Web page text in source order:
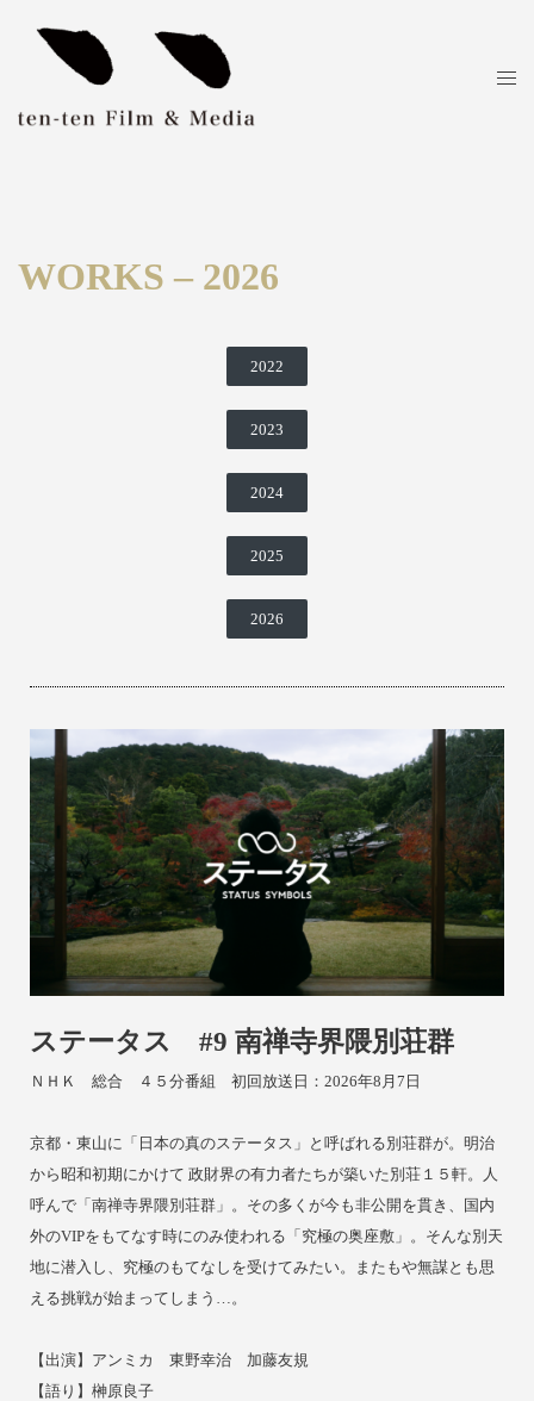
WORKS – 2026
2022
2023
2024
2025
2026
ステータス #9 南禅寺界隈別荘群
ＮＨＫ 総合 ４５分番組 初回放送日：2026年8月7日
京都・東山に「日本の真のステータス」と呼ばれる別荘群が。 明治
から昭和初期にかけて 政財界の有力者たちが築いた別荘１５軒。
人
呼んで「南禅寺界隈別荘群」。その多くが今も非公開を貫き、
国内
外のVIPをもてなす時にのみ使われる「究極の奥座敷」。 そんな別天
地に潜入し、究極のもてなしを受けてみたい。
またもや無謀とも思
える挑戦が始まってしまう…。
【出演】アンミカ 東野幸治 加藤友規
【語り】榊原良子